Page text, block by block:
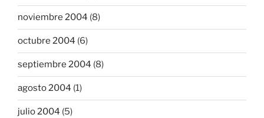
noviembre 2004 (8)
octubre 2004 (6)
septiembre 2004 (8)
agosto 2004 (1)
julio 2004 (5)